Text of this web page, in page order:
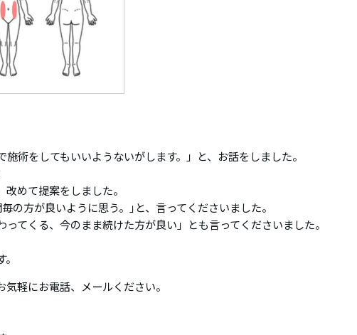
術をしてもいいようないがします。」と、お話をしました。
改めて提案をしました。
の方が良いように思う。｣と、言ってくださいました。
てくる、今のまま続けた方が良い」とも言ってくださいました。
軽にお電話、メールください。